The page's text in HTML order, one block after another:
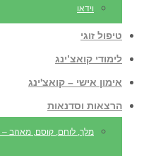
וידאו
טיפול זוגי
לימודי קואצ’ינג
אימון אישי – קואצ'ינג
הרצאות וסדנאות
מלך, לוחם, קוסם, מאהב –